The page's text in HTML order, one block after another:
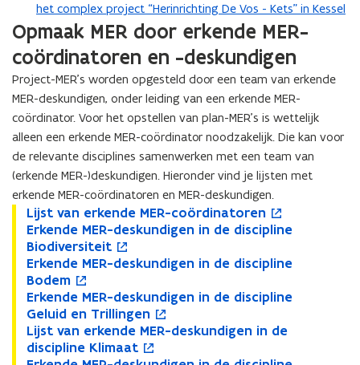
j
n
e
n
s
y
s
t
e
e
n
,
l
e
i
d
r
a
d
j
n
e
n
s
y
s
t
e
m
e
n
,
l
e
i
d
r
a
d
het complex project “Herinrichting De Vos - Kets” in Kessel
Opmaak MER door erkende MER-
coördinatoren en -deskundigen
Project-MER’s worden opgesteld door een team van erkende
MER-deskundigen, onder leiding van een erkende MER-
coördinator. Voor het opstellen van plan-MER’s is wettelijk
alleen een erkende MER-coördinator noodzakelijk. Die kan voor
de relevante disciplines samenwerken met een team van
(erkende MER-)deskundigen. Hieronder vind je lijsten met
erkende MER-coördinatoren en MER-deskundigen.
L
i
j
s
t
v
a
n
e
o
p
e
n
t
i
n
n
i
Lijst van erkende MER-coördinatoren
L
i
j
s
t
v
a
n
e
E
r
k
e
n
d
e
M
o
p
e
n
t
i
n
n
Erkende MER-deskundigen in de discipline
Biodiversiteit
E
r
k
e
n
d
e
M
E
r
k
e
n
d
o
p
e
n
t
i
Erkende MER-deskundigen in de discipline
Bodem
E
r
k
e
n
d
E
r
k
e
o
p
e
n
Erkende MER-deskundigen in de discipline
Geluid en Trillingen
E
r
k
e
L
i
o
p
Lijst van erkende MER-deskundigen in de
discipline Klimaat
L
i